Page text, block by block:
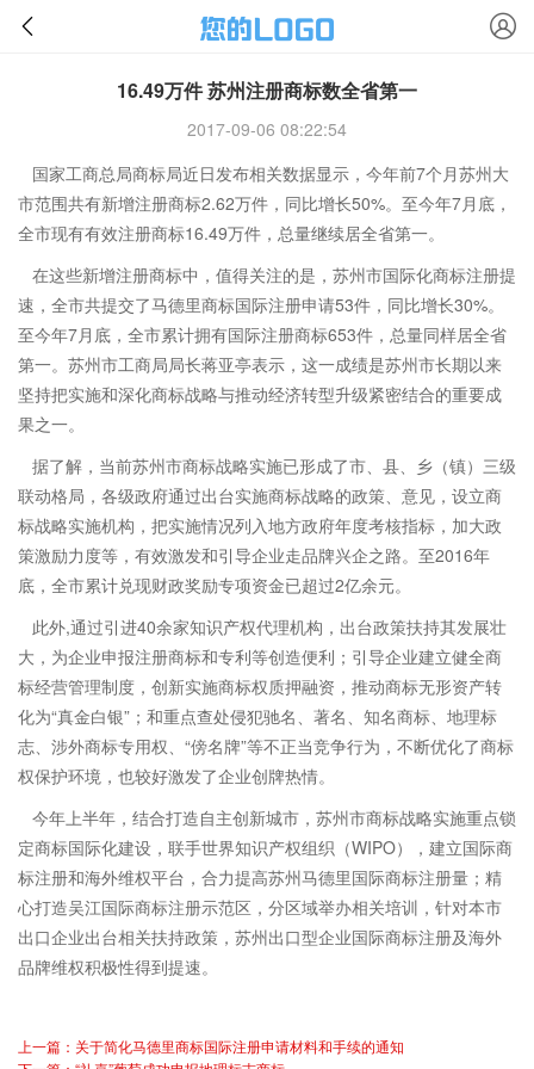
16.49万件 苏州注册商标数全省第一
2017-09-06 08:22:54
国家工商总局商标局近日发布相关数据显示，今年前7个月苏州大
市范围共有新增注册商标2.62万件，同比增长50%。至今年7月底，
全市现有有效注册商标16.49万件，总量继续居全省第一。
在这些新增注册商标中，值得关注的是，苏州市国际化商标注册提
速，全市共提交了马德里商标国际注册申请53件，同比增长30%。
至今年7月底，全市累计拥有国际注册商标653件，总量同样居全省
第一。苏州市工商局局长蒋亚亭表示，这一成绩是苏州市长期以来
坚持把实施和深化商标战略与推动经济转型升级紧密结合的重要成
果之一。
据了解，当前苏州市商标战略实施已形成了市、县、乡（镇）三级
联动格局，各级政府通过出台实施商标战略的政策、意见，设立商
标战略实施机构，把实施情况列入地方政府年度考核指标，加大政
策激励力度等，有效激发和引导企业走品牌兴企之路。至2016年
底，全市累计兑现财政奖励专项资金已超过2亿余元。
此外,通过引进40余家知识产权代理机构，出台政策扶持其发展壮
大，为企业申报注册商标和专利等创造便利；引导企业建立健全商
标经营管理制度，创新实施商标权质押融资，推动商标无形资产转
化为“真金白银”；和重点查处侵犯驰名、著名、知名商标、地理标
志、涉外商标专用权、“傍名牌”等不正当竞争行为，不断优化了商标
权保护环境，也较好激发了企业创牌热情。
今年上半年，结合打造自主创新城市，苏州市商标战略实施重点锁
定商标国际化建设，联手世界知识产权组织（WIPO），建立国际商
标注册和海外维权平台，合力提高苏州马德里国际商标注册量；精
心打造吴江国际商标注册示范区，分区域举办相关培训，针对本市
出口企业出台相关扶持政策，苏州出口型企业国际商标注册及海外
品牌维权积极性得到提速。
上一篇：关于简化马德里商标国际注册申请材料和手续的通知